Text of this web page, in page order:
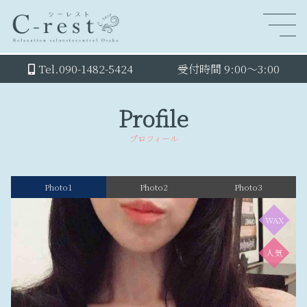
Tel.090-1482-5424 受付時間 9:00～3:00
Profile
プロフィール
Photo1 Photo2 Photo3
WAX
人気